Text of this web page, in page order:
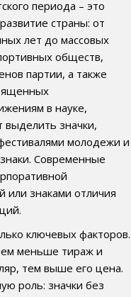
периода – это
страны: от
лет до массовых
обществ,
партии, а также
в науке,
выделить значки,
молодежи и
Современные
или знаками отличия
ключевых факторов.
меньше тираж и
тем выше его цена.
роль: значки без